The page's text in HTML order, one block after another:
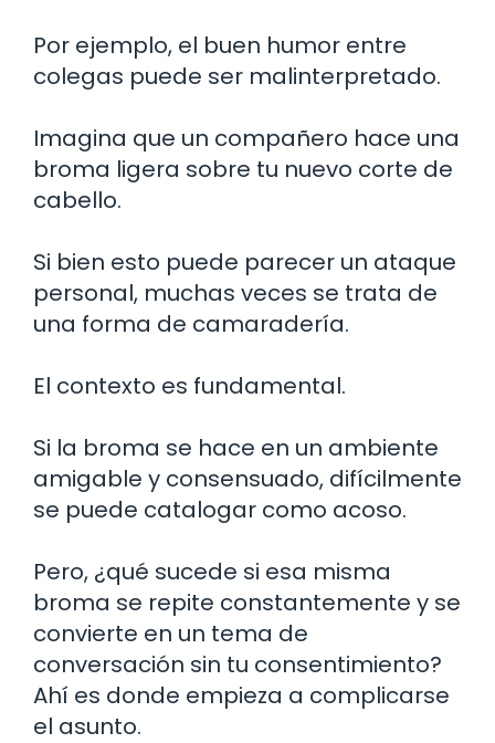
Por ejemplo, el buen humor entre
colegas puede ser malinterpretado.
Imagina que un compañero hace una
broma ligera sobre tu nuevo corte de
cabello.
Si bien esto puede parecer un ataque
personal, muchas veces se trata de
una forma de camaradería.
El contexto es fundamental.
Si la broma se hace en un ambiente
amigable y consensuado, difícilmente
se puede catalogar como acoso.
Pero, ¿qué sucede si esa misma
broma se repite constantemente y se
convierte en un tema de
conversación sin tu consentimiento?
Ahí es donde empieza a complicarse
el asunto.